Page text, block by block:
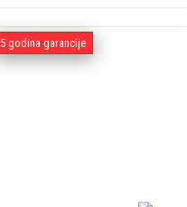
5 godina garancije